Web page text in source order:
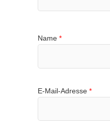
Name *
E-Mail-Adresse *